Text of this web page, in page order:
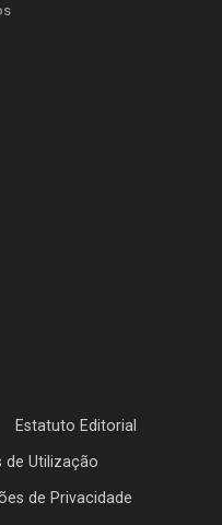
Estatuto Editorial
de Utilização
de Privacidade